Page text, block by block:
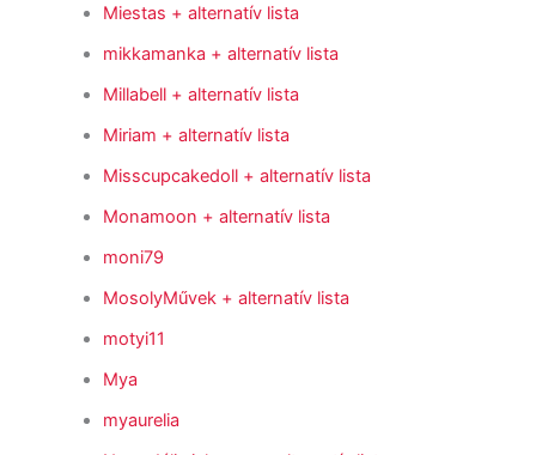
Miestas + alternatív lista
mikkamanka + alternatív lista
Millabell + alternatív lista
Miriam + alternatív lista
Misscupcakedoll + alternatív lista
Monamoon + alternatív lista
moni79
MosolyMűvek + alternatív lista
motyi11
Mya
myaurelia